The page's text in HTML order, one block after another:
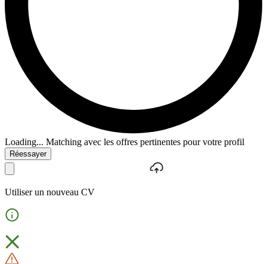
Loading... Matching avec les offres pertinentes pour votre profil
Réessayer
Utiliser un nouveau CV